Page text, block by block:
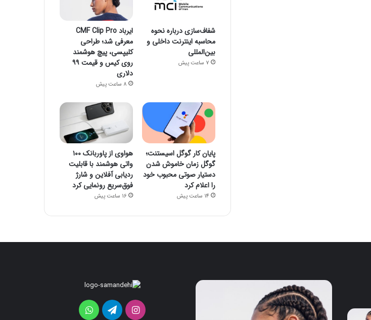
شفاف‌سازی درباره نحوه
محاسبه اینترنت داخلی و
بین‌المللی
7 ساعت پیش
ایرباد CMF Clip Pro
معرفی شد؛ طراحی
کلیپسی، پیچ هوشمند
روی کیس و قیمت ۹۹
دلاری
8 ساعت پیش
پایان کار گوگل اسیستنت؛
گوگل زمان خاموش شدن
دستیار صوتی محبوب خود
را اعلام کرد
14 ساعت پیش
هواوی از پاوربانک ۱۰۰
واتی هوشمند با قابلیت
ردیابی آفلاین و شارژ
فوق‌سریع رونمایی کرد
16 ساعت پیش
ایرباد
CMF
Clip
Pro
اینستاگرامتلگرام واتس